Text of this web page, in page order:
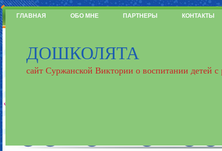
ДОШКОЛЯТА
сайт Суржанской Виктории о воспитании детей
ГЛАВНАЯ ОБО МНЕ ПАРТНЕРЫ КОНТАКТЫ